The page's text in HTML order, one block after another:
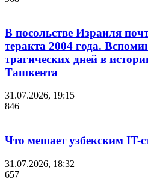
В посольстве Израиля
теракта 2004 года.
трагических дней в
Ташкента
31.07.2026, 19:15
846
Что мешает узбекским IT-
31.07.2026, 18:32
657